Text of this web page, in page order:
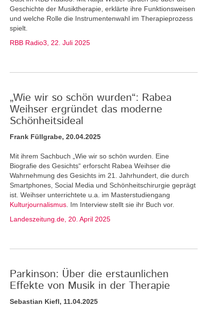
Geschichte der Musiktherapie, erklärte ihre Funktionsweisen
und welche Rolle die Instrumentenwahl im Therapieprozess
spielt.
RBB Radio3, 22. Juli 2025
„Wie wir so schön wurden“: Rabea
Weihser ergründet das moderne
Schönheitsideal
Frank Füllgrabe, 20.04.2025
Mit ihrem Sachbuch „Wie wir so schön wurden. Eine
Biografie des Gesichts“ erforscht Rabea Weihser die
Wahrnehmung des Gesichts im 21. Jahrhundert, die durch
Smartphones, Social Media und Schönheitschirurgie geprägt
ist. Weihser unterrichtete u.a. im Masterstudiengang
Kulturjournalismus . Im Interview stellt sie ihr Buch vor.
Landeszeitung.de, 20. April 2025
Parkinson: Über die erstaunlichen
Effekte von Musik in der Therapie
Sebastian Kiefl, 11.04.2025